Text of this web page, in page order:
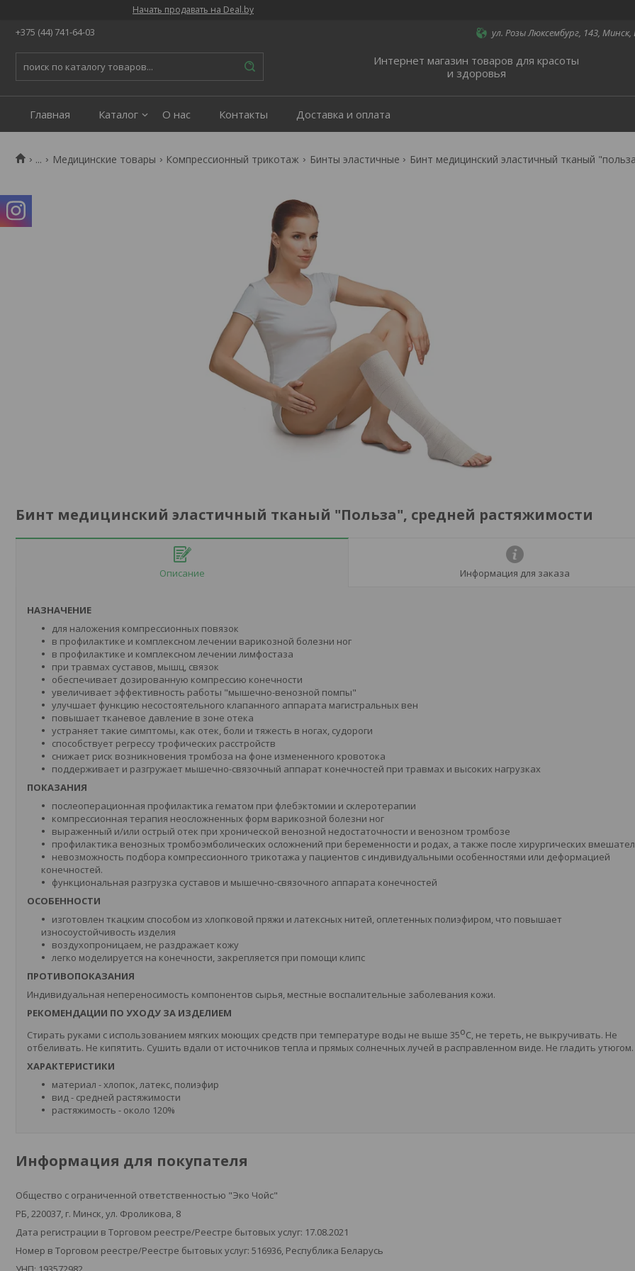
Начать продавать на Deal.by
+375 (44) 741-64-03 ул. Розы Люксембург, 143, Минск,
Интернет магазин товаров для красоты
и здоровья
Главная Каталог О нас Контакты Доставка и оплата
... Медицинские товары Компрессионный трикотаж Бинты эластичные
Бинт медицинский эластичный тканый "Польза", средней растяжимости
Описание Информация для заказа
НАЗНАЧЕНИЕ
для наложения компрессионных повязок
в профилактике и комплексном лечении варикозной болезни ног
в профилактике и комплексном лечении лимфостаза
при травмах суставов, мышц, связок
обеспечивает дозированную компрессию конечности
увеличивает эффективность работы "мышечно-венозной помпы"
улучшает функцию несостоятельного клапанного аппарата магистральных вен
повышает тканевое давление в зоне отека
устраняет такие симптомы, как отек, боли и тяжесть в ногах, судороги
способствует регрессу трофических расстройств
снижает риск возникновения тромбоза на фоне измененного кровотока
поддерживает и разгружает мышечно-связочный аппарат конечностей при травмах и высоких нагрузках
ПОКАЗАНИЯ
послеоперационная профилактика гематом при флебэктомии и склеротерапии
компрессионная терапия неосложненных форм варикозной болезни ног
выраженный и/или острый отек при хронической венозной недостаточности и венозном тромбозе
профилактика венозных тромбоэмболических осложнений при беременности и родах, а также после хирургических
невозможность подбора компрессионного трикотажа у пациентов с индивидуальными особенностями или деформацией
конечностей.
функциональная разгрузка суставов и мышечно-связочного аппарата конечностей
ОСОБЕННОСТИ
изготовлен ткацким способом из хлопковой пряжи и латексных нитей, оплетенных полиэфиром, что повышает
износоустойчивость изделия
воздухопроницаем, не раздражает кожу
легко моделируется на конечности, закрепляется при помощи клипс
ПРОТИВОПОКАЗАНИЯ
Индивидуальная непереносимость компонентов сырья, местные воспалительные заболевания кожи.
РЕКОМЕНДАЦИИ ПО УХОДУ ЗА ИЗДЕЛИЕМ
Стирать руками с использованием мягких моющих средств при температуре воды не выше 35оC, не тереть, не выкручивать. Не
отбеливать. Не кипятить. Сушить вдали от источников тепла и прямых солнечных лучей в расправленном виде. Не гладить утюгом.
ХАРАКТЕРИСТИКИ
материал - хлопок, латекс, полиэфир
вид - средней растяжимости
растяжимость - около 120%
Информация для покупателя
Общество с ограниченной ответственностью "Эко Чойс"
РБ, 220037, г. Минск, ул. Фроликова, 8
Дата регистрации в Торговом реестре/Реестре бытовых услуг: 17.08.2021
Номер в Торговом реестре/Реестре бытовых услуг: 516936, Республика Беларусь